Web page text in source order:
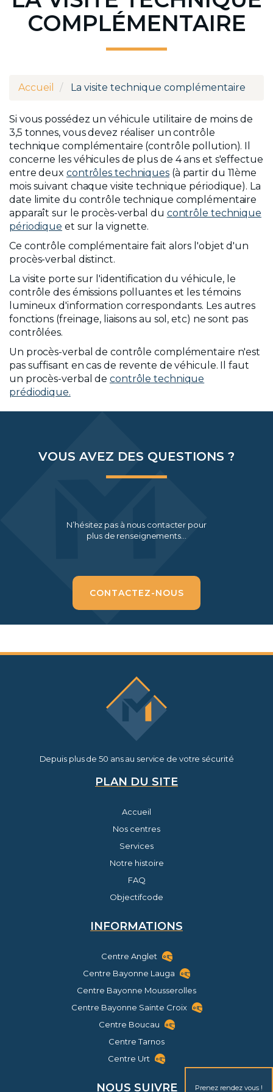
Prenez rendez vous !
COMPLÉMENTAIRE
Accueil La visite technique complémentaire
Si vous possédez un véhicule utilitaire de moins de
3,5 tonnes, vous devez réaliser un contrôle
technique complémentaire (contrôle pollution). Il
concerne les véhicules de plus de 4 ans et s'effectue
entre deux contrôles techniques(à partir du 11ème
mois suivant chaque visite technique périodique). La
date limite du contrôle technique complémentaire
apparaît sur le procès-verbal du contrôle technique
périodique et sur la vignette.
Ce contrôle complémentaire fait alors l'objet d'un
procès-verbal distinct.
La visite porte sur l'identification du véhicule, le
contrôle des émissions polluantes et les témoins
lumineux d'information correspondants. Les autres
fonctions (freinage, liaisons au sol, etc) ne sont pas
contrôlées.
Un procès-verbal de contrôle complémentaire n'est
pas suffisant en cas de revente de véhicule. Il faut
un procès-verbal de contrôle technique
prédiodique.
VOUS AVEZ DES QUESTIONS ?
N’hésitez pas à nous contacter pour
plus de renseignements…
CONTACTEZ-NOUS
Depuis plus de 50 ans au service de votre sécurité
PLAN DU SITE
Accueil
Nos centres
Services
Notre histoire
FAQ
Objectifcode
INFORMATIONS
Centre Anglet
Centre Bayonne Lauga
Centre Bayonne Mousserolles
Centre Bayonne Sainte Croix
Centre Boucau
Centre Tarnos
Centre Urt
NOUS SUIVRE